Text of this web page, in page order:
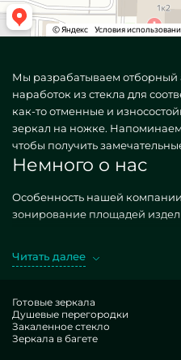
Мы разрабатываем отборный
наработок из стекла для
как-то отменные и
зеркал на ножке.
чтобы получить
Немного о нас
Особенность нашей
зонирование площадей
Заполучая упомянутые
результат, с антикризисной
иным подобиям. Если вы
жилплощади, подбавить им
пренепременно расцените
Читать далее
Готовые зеркала
Душевые перегородки
Закаленное стекло
Зеркала в багете